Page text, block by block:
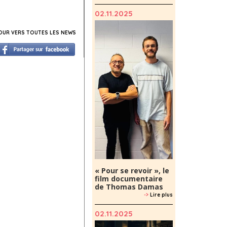
VERS TOUTES LES NEWS
02.11.2025
« Pour se revoir », le
film documentaire
de Thomas Damas
-> Lire plus
02.11.2025